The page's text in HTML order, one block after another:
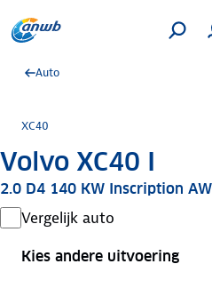
Auto
XC40
Volvo XC40 I
2.0 D4 140 KW Inscription
Vergelijk auto
Kies andere uitvoering